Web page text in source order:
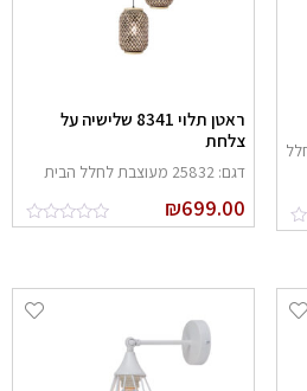
ראטן תלוי 8341 שלישיה על
צלחת
דגם: 25832 מעוצבת לחלל הבית
₪699.00